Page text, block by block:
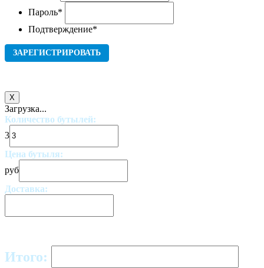
Пароль*
Подтверждение*
X
Загрузка...
Количество бутылей:
3
Цена бутыля:
руб
Доставка:
Итого: